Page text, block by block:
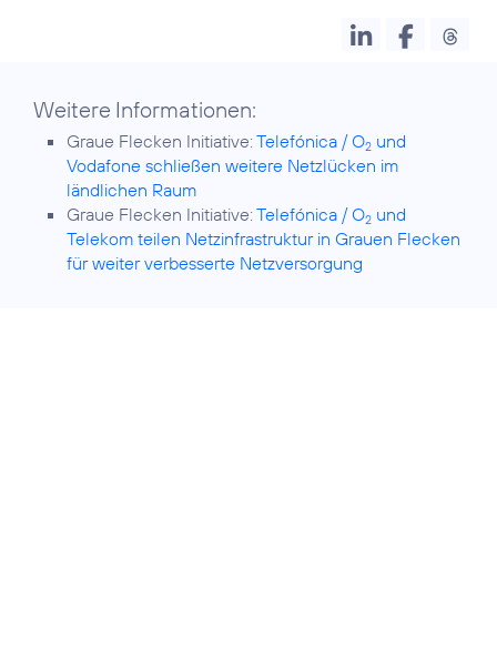
Weitere Informationen:
Graue Flecken Initiative:Telefónica / O2 und
Vodafone schließen weitere Netzlücken im
ländlichen Raum
Graue Flecken Initiative:Telefónica / O2 und
Telekom teilen Netzinfrastruktur in Grauen Flecken
für weiter verbesserte Netzversorgung